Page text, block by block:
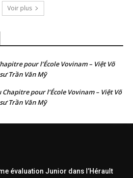
Voir plus
pour l’École Vovinam – Việt Võ
Trần Văn Mỹ
pour l’École Vovinam – Việt Võ
Trần Văn Mỹ
évaluation Junior dans l’Hérault